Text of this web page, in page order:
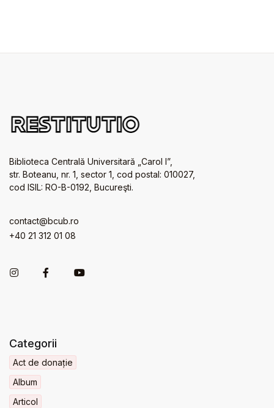
Biblioteca Centrală Universitară „Carol I”,
str. Boteanu, nr. 1, sector 1, cod postal: 010027,
cod ISIL: RO-B-0192, Bucureşti.
contact@bcub.ro
+40 21 312 01 08
Categorii
Act de donație
Album
Articol